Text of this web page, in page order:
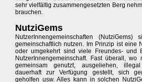
sehr vielfältig zusammengesetzten Berg
brauchen.
NutziGems
NutzerInnengemeinschaften
gemeinschaftlich nutzen. Im Prinzip ist eine
oder umgekehrt sind viele Freundes- und
NutzerInnengemeinschaft. Fast überall,
gemeinsam genutzt, ausgeliehen,
dauerhaft zur Verfügung gestellt, sich
geholfen usw. Alles kann in solchen